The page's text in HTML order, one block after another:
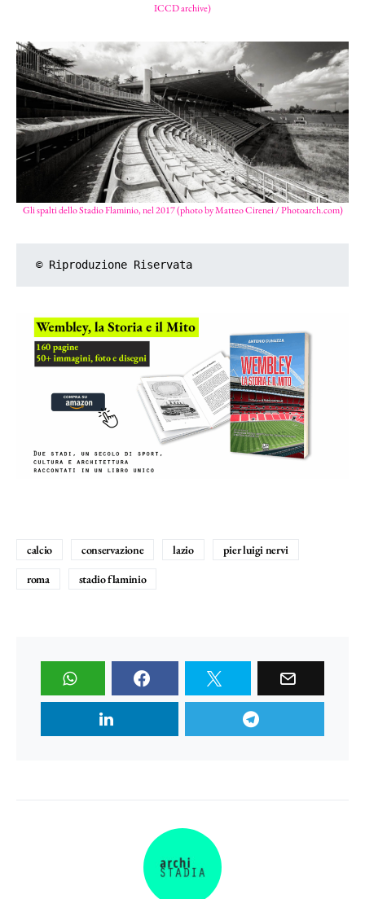
ICCD archive)
Gli spalti dello Stadio Flaminio, nel 2017 (photo by Matteo Cirenei / Photoarch.com)
© Riproduzione Riservata
calcio conservazione lazio
pier luigi nervi
roma
stadio flaminio